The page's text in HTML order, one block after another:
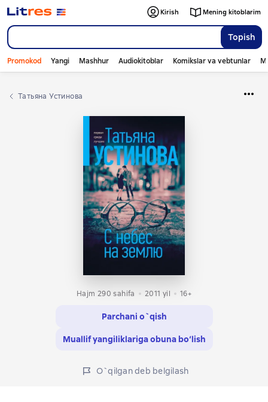
Topish
Kirish Mening kitoblarim
Promokod Yangi Mashhur Audiokitoblar Komikslar va vebtunlar
Татьяна Устинова
Hajm 290 sahifa 2011 yil 16+
Parchani o`qish
Muallif yangiliklariga obuna bo‘lish
O`qilgan deb belgilash